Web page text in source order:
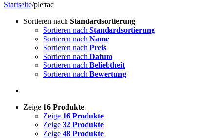
Startseite/plettac
Sortieren nach Standardsortierung
Sortieren nach Standardsortierung
Sortieren nach Name
Sortieren nach Preis
Sortieren nach Datum
Sortieren nach Beliebtheit
Sortieren nach Bewertung
Zeige 16 Produkte
Zeige 16 Produkte
Zeige 32 Produkte
Zeige 48 Produkte